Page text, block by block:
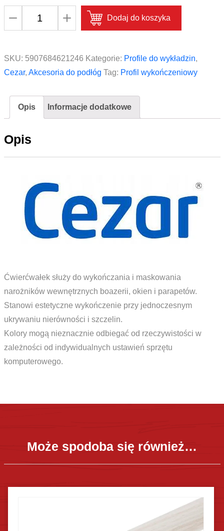
ćwierćwałek
PVC
18x18mm
2,5m
Kaukaski
Dodaj do koszyka
SKU: 5907684621246 Kategorie: Profile do wykładzin,
Cezar, Akcesoria do podłóg Tag: Profil wykończeniowy
Opis Informacje dodatkowe
Opis
Ćwierćwałek służy do wykończania i maskowania
narożników wewnętrznych boazerii, okien i parapetów.
Stanowi estetyczne wykończenie przy jednoczesnym
ukrywaniu nierówności i szczelin.
Kolory mogą nieznacznie odbiegać od rzeczywistości w
zależności od indywidualnych ustawień sprzętu
komputerowego.
Może spodoba się również…